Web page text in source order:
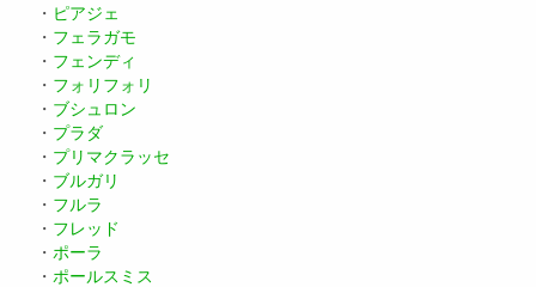
・ ピアジェ
・ フェラガモ
・ フェンディ
・ フォリフォリ
・ ブシュロン
・ プラダ
・ プリマクラッセ
・ ブルガリ
・ フルラ
・ フレッド
・ ポーラ
・ ポールスミス